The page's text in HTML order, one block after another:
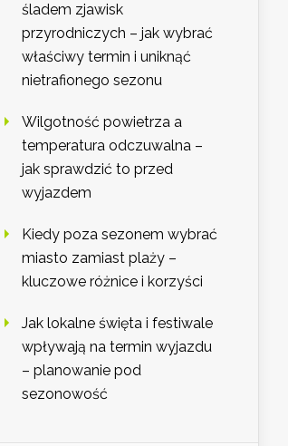
śladem zjawisk
przyrodniczych – jak wybrać
właściwy termin i uniknąć
nietrafionego sezonu
Wilgotność powietrza a
temperatura odczuwalna –
jak sprawdzić to przed
wyjazdem
Kiedy poza sezonem wybrać
miasto zamiast plaży –
kluczowe różnice i korzyści
Jak lokalne święta i festiwale
wpływają na termin wyjazdu
– planowanie pod
sezonowość